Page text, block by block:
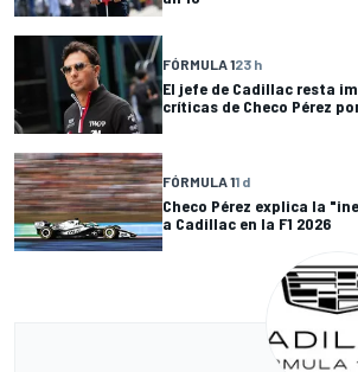
FÓRMULA 123 h
El jefe de Cadillac resta
críticas de Checo Pérez
FÓRMULA 11 d
Checo Pérez explica la
a Cadillac en la F1 2026